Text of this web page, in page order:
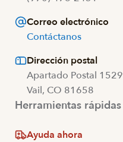
Correo electrónico
Contáctanos
Dirección postal
Apartado Postal 1529
Vail, CO 81658
Herramientas rápidas
Ayuda ahora